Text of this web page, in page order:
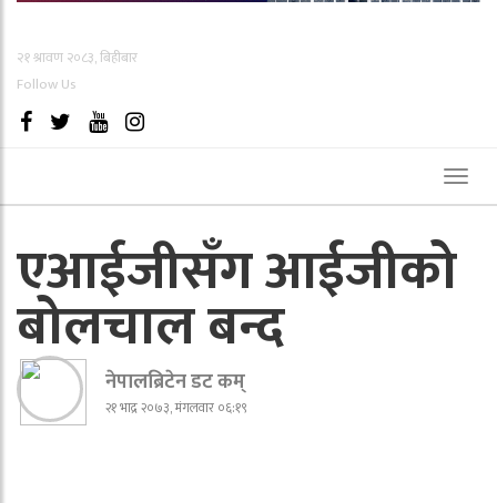
२१ श्रावण २०८३, बिहीबार
Follow Us
एआईजीसँग आईजीको
बोलचाल बन्द
नेपालब्रिटेन डट कम्
२१ भाद्र २०७३, मंगलवार ०६:१९